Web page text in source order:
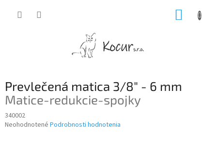
Prevlečená matica 3/8" - 6 mm
Matice-redukcie-spojky
340002
Priemerné
Neohodnotené Podrobnosti hodnotenia